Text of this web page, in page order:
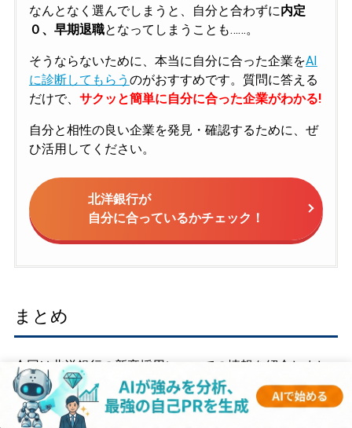
なんとなく選んでしまうと、自分と合わずに内定
０、早期退職となってしまうことも……。
そうならないために、本当に自分に合った企業をAI
に診断してもらう のがおすすめです。質問に答える
だけで、 サクッと簡単に自分に合った企業がわかる!
自分と相性の良い企業を発見・確認するために、ぜ
ひ活用してください。
北洋銀行が
自分に合っているかチェック！
まとめ
今回は北洋銀行の新卒採用についての情報を紹介しまし
た。
選考を進める上で、企業情報や企業が求める人物像を把